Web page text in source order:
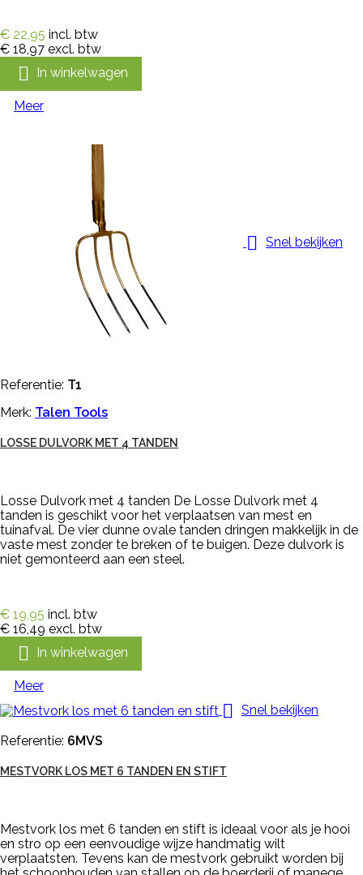
€ 22,95 incl. btw
€ 18,97 excl. btw
 In winkelwagen
Meer
 Snel bekijken
Referentie: T1
Merk: Talen Tools
LOSSE DULVORK MET 4 TANDEN
Losse Dulvork met 4 tanden De Losse Dulvork met 4
tanden is geschikt voor het verplaatsen van mest en
tuinafval. De vier dunne ovale tanden dringen makkelijk in de
vaste mest zonder te breken of te buigen. Deze dulvork is
niet gemonteerd aan een steel.
€ 19,95 incl. btw
€ 16,49 excl. btw
 In winkelwagen
Meer
 Snel bekijken
Referentie: 6MVS
MESTVORK LOS MET 6 TANDEN EN STIFT
Mestvork los met 6 tanden en stift is ideaal voor als je hooi
en stro op een eenvoudige wijze handmatig wilt
verplaatsten. Tevens kan de mestvork gebruikt worden bij